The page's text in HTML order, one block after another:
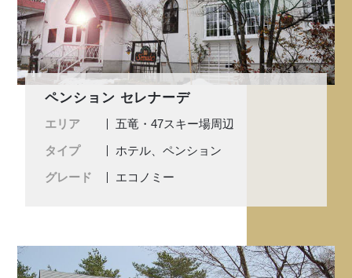
ペンション セレナーデ
エリア
五竜・47スキー場周辺
タイプ
ホテル、ペンション
グレード
エコノミー